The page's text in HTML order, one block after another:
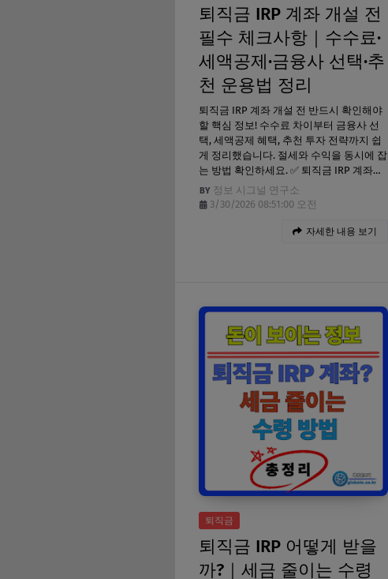
퇴직금 IRP 계좌 개설 전
필수 체크사항｜수수료·
세액공제·금융사 선택·추
천 운용법 정리
퇴직금 IRP 계좌 개설 전 반드시 확인해야
할 핵심 정보! 수수료 차이부터 금융사 선
택, 세액공제 혜택, 추천 투자 전략까지 쉽
게 정리했습니다. 절세와 수익을 동시에 잡
는 방법 확인하세요. ✅ 퇴직금 IRP 계좌…
정보 시그널 연구소
3/30/2026 08:51:00 오전
자세한 내용 보기
퇴직금
퇴직금 IRP 어떻게 받을
까?｜세금 줄이는 수령